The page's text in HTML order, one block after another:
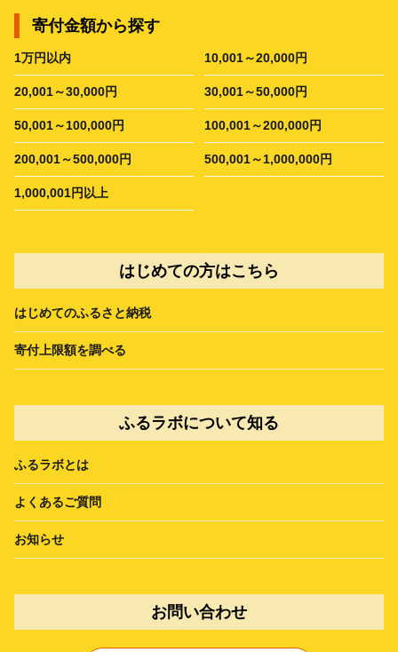
寄付金額から探す
1万円以内 10,001～20,000円
20,001～30,000円 30,001～50,000円
50,001～100,000円 100,001～200,000円
200,001～500,000円 500,001～1,000,000円
1,000,001円以上
はじめての方はこちら
はじめてのふるさと納税
寄付上限額を調べる
ふるラボについて知る
ふるラボとは
よくあるご質問
お知らせ
お問い合わせ